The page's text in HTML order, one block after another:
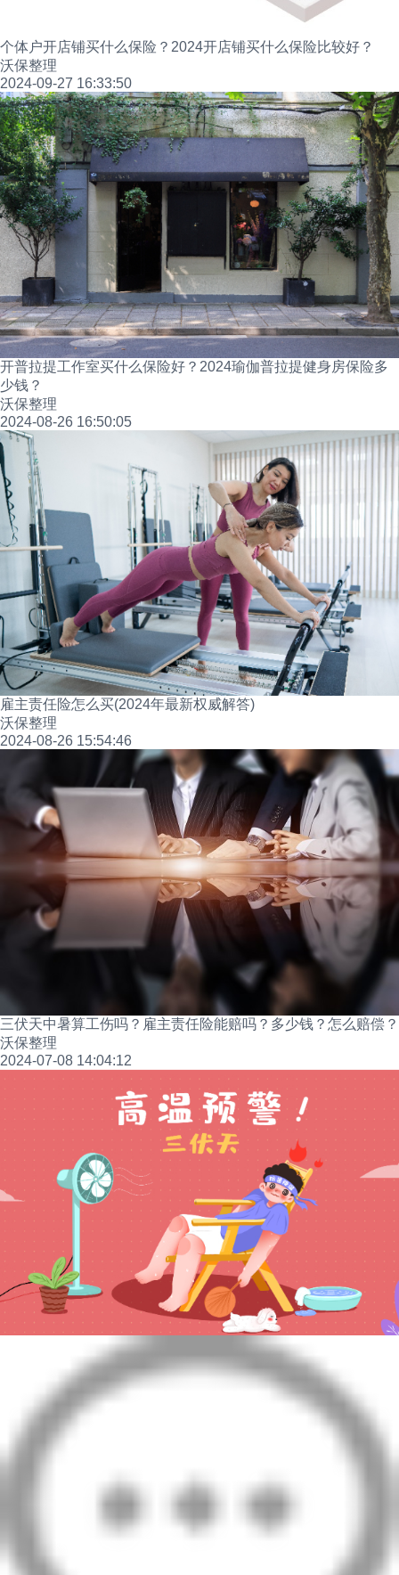
个体户开店铺买什么保险？2024开店铺买什么保险比较好？
沃保整理
2024-09-27 16:33:50
开普拉提工作室买什么保险好？2024瑜伽普拉提健身房保险多
少钱？
沃保整理
2024-08-26 16:50:05
雇主责任险怎么买(2024年最新权威解答)
沃保整理
2024-08-26 15:54:46
三伏天中暑算工伤吗？雇主责任险能赔吗？多少钱？怎么赔偿？
沃保整理
2024-07-08 14:04:12